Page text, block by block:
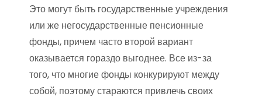
Это могут быть государственные учреждения
или же негосударственные пенсионные
фонды, причем часто второй вариант
оказывается гораздо выгоднее. Все из-за
того, что многие фонды конкурируют между
собой, поэтому стараются привлечь своих